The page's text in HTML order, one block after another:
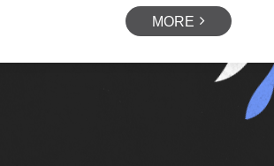
MORE
是對於原本的落差太大，而這些都跟上面說
能夠獲得公平對待和保障，工會勞保提供
活！